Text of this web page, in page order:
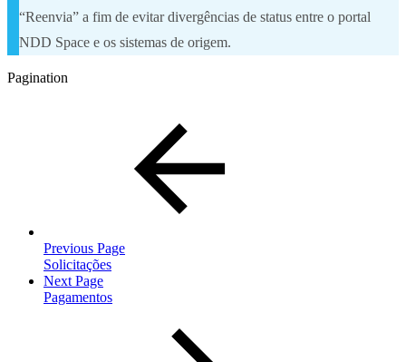
“Reenvia” a fim de evitar divergências de status entre o portal
NDD Space e os sistemas de origem.
Pagination
Previous Page
Solicitações
Next Page
Pagamentos